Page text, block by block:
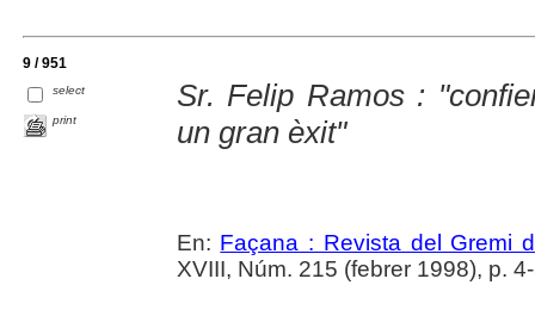
9 / 951
select
print
Sr. Felip Ramos :
un gran èxit"
En: Façana : Revista del Gremi
XVIII, Núm. 215 (febrer 1998), p.